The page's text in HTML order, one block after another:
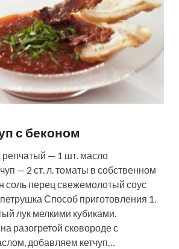
с беконом
репчатый — 1 шт. масло
— 2 ст. л. томаты в собственном
соль перец свежемолотый соус
Способ приготовления 1.
лук мелкими кубиками.
разогретой сковороде с
добавляем кетчуп…